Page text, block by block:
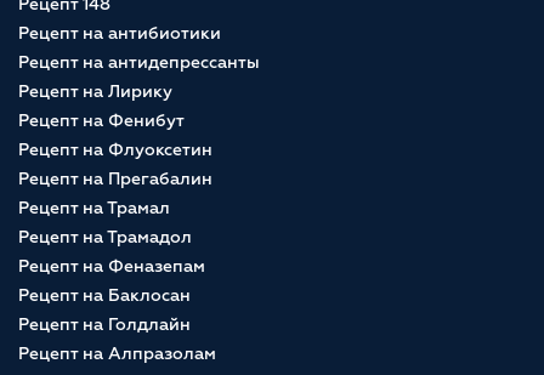
Рецепт 148
Рецепт на антибиотики
Рецепт на антидепрессанты
Рецепт на Лирику
Рецепт на Фенибут
Рецепт на Флуоксетин
Рецепт на Прегабалин
Рецепт на Трамал
Рецепт на Трамадол
Рецепт на Феназепам
Рецепт на Баклосан
Рецепт на Голдлайн
Рецепт на Алпразолам